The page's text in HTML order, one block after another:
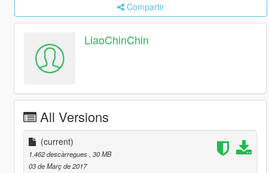
Compartir
LiaoChinChin
All Versions
(current)
1.462 descàrregues , 30 MB
03 de Març de 2017